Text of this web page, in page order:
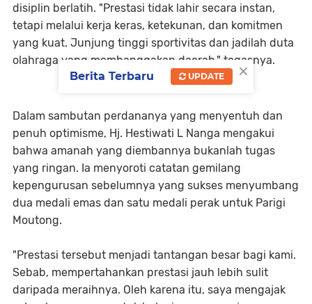
disiplin berlatih. "Prestasi tidak lahir secara instan,
tetapi melalui kerja keras, ketekunan, dan komitmen
yang kuat. Junjung tinggi sportivitas dan jadilah duta
olahraga yang membanggakan daerah," tegasnya.
​Dalam sambutan perdananya yang menyentuh dan
penuh optimisme, Hj. Hestiwati L Nanga mengakui
bahwa amanah yang diembannya bukanlah tugas
yang ringan. Ia menyoroti catatan gemilang
kepengurusan sebelumnya yang sukses menyumbang
dua medali emas dan satu medali perak untuk Parigi
Moutong.
​"Prestasi tersebut menjadi tantangan besar bagi kami.
Sebab, mempertahankan prestasi jauh lebih sulit
daripada meraihnya. Oleh karena itu, saya mengajak
×
Berita Terbaru UPDATE